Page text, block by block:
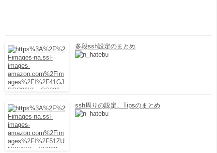
多段ssh設定のまとめ
ssh周りの設定、Tipsのまとめ